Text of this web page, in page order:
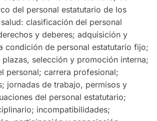
del personal estatutario de los
clasificación del personal
y deberes; adquisición y
condición de personal estatutario fijo;
selección y promoción interna;
personal; carrera profesional;
jornadas de trabajo, permisos y
del personal estatutario;
incompatibilidades;